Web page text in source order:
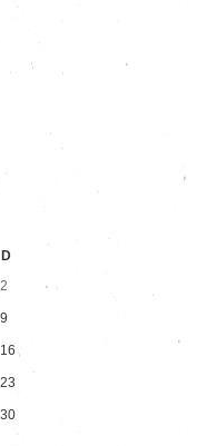
D
2
9
16
23
30